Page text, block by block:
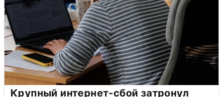
Крупный интернет-сбой затронул